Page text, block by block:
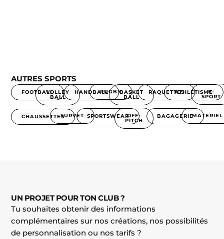
AUTRES SPORTS
FOOTBALLVOLLEY
BALL
HANDBALLRUGBYBASKET
BALL
RAQUETTESATHLÉTISME
E-
SPORT
CHAUSSETTESSURVET SPORTSWEAROFF-
PITCH
BAGAGERIEMATERIEL
UN PROJET POUR TON CLUB ?
Tu souhaites obtenir des informations
complémentaires sur nos créations, nos possibilités
de personnalisation ou nos tarifs ?